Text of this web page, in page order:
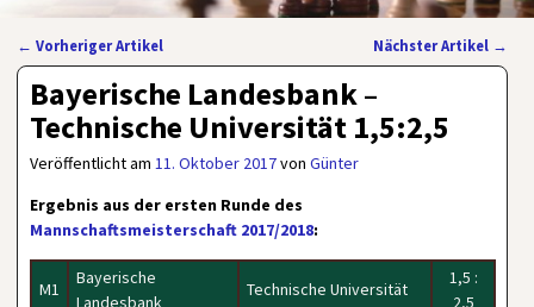
Artikelnavigation
← Vorheriger Artikel Nächster Artikel →
Bayerische Landesbank –
Technische Universität 1,5:2,5
Veröffentlicht am11. Oktober 2017vonGünter
Ergebnis aus der ersten Runde des
Mannschaftsmeisterschaft 2017/2018:
M1
Bayerische
Landesbank
Technische Universität
1,5 :
2,5